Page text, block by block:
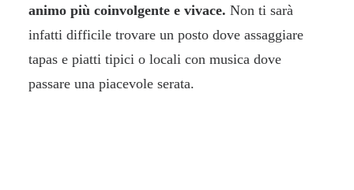
animo più coinvolgente e vivace. Non ti sarà
infatti difficile trovare un posto dove assaggiare
tapas e piatti tipici o locali con musica dove
passare una piacevole serata.